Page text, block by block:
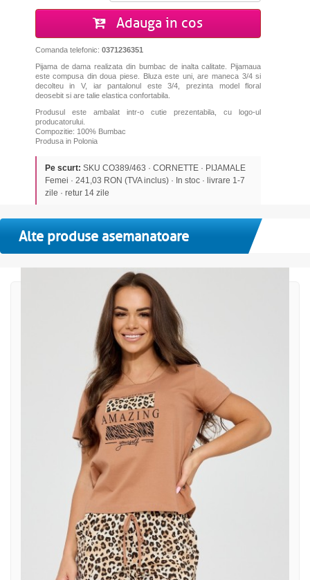
Adauga in cos
Comanda telefonic: 0371236351
Pijama de dama realizata din bumbac de inalta calitate. Pijamaua
este compusa din doua piese. Bluza este uni, are maneca 3/4 si
decolteu in V, iar pantalonul este 3/4, prezinta model floral
deosebit si are talie elastica confortabila.
Produsul este ambalat intr-o cutie prezentabila, cu logo-ul
producatorului.
Compozitie: 100% Bumbac
Produsa in Polonia
Pe scurt: SKU CO389/463 · CORNETTE · PIJAMALE
Femei · 241,03 RON (TVA inclus) · In stoc · livrare 1-7
zile · retur 14 zile
Alte produse asemanatoare